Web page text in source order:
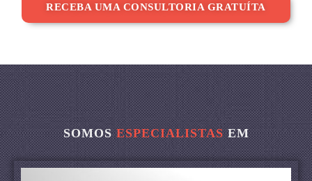
RECEBA UMA CONSULTORIA GRATUÍTA
SOMOSESPECIALISTASEM